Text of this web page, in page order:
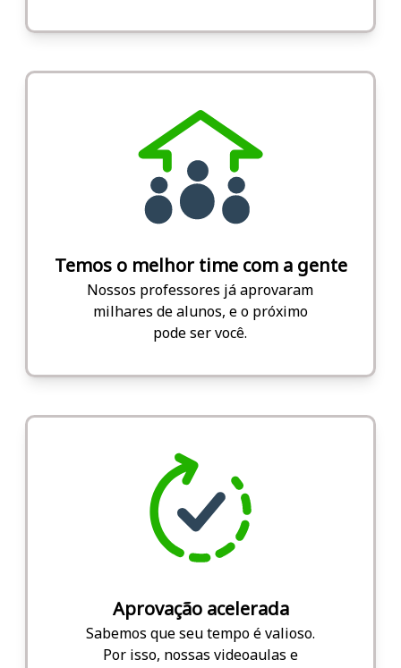
Temos o melhor time com a gente
Nossos professores já aprovaram
milhares de alunos, e o próximo
pode ser você.
Aprovação acelerada
Sabemos que seu tempo é valioso.
Por isso, nossas videoaulas e